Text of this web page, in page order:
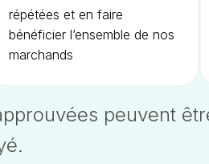
répétées et en faire
bénéficier l’ensemble de nos
marchands
peuvent